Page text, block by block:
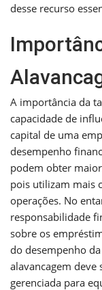
desse recurso
A importância da
capacidade de
capital de uma
desempenho
podem obter
pois utilizam mais
operações. No
responsabilidade
sobre os
do desempenho
alavancagem
gerenciada para